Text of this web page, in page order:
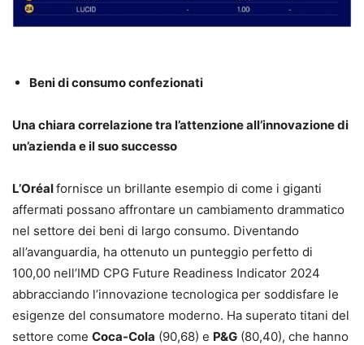
Beni di consumo confezionati
Una chiara correlazione tra l’attenzione all’innovazione di
un’azienda e il suo successo
L’Oréalfornisce un brillante esempio di come i giganti
affermati possano affrontare un cambiamento drammatico
nel settore dei beni di largo consumo. Diventando
all’avanguardia, ha ottenuto un punteggio perfetto di
100,00 nell’IMD CPG Future Readiness Indicator 2024
abbracciando l’innovazione tecnologica per soddisfare le
esigenze del consumatore moderno. Ha superato titani del
settore come Coca-Cola (90,68) e P&G (80,40), che hanno